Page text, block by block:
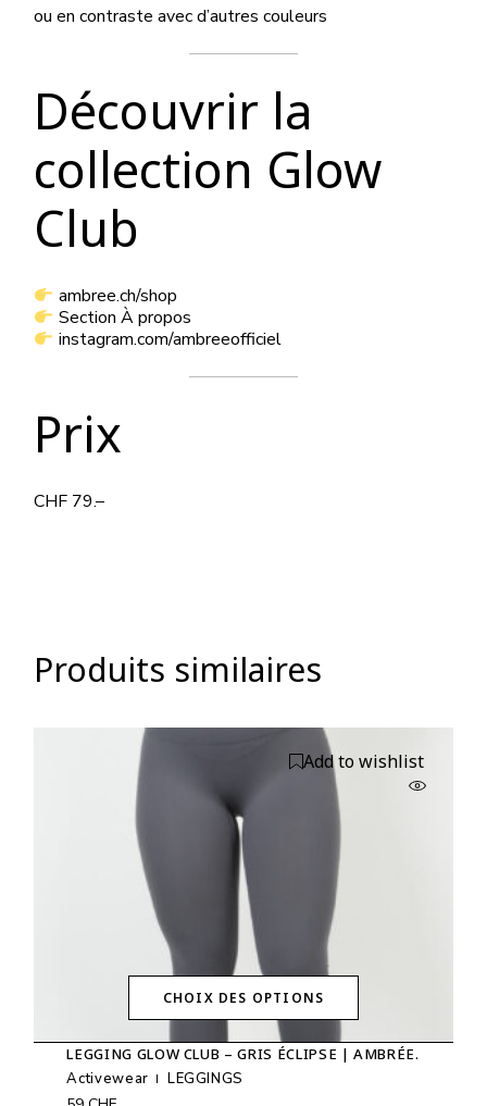
ou en contraste avec d’autres couleurs
Découvrir la
collection Glow
Club
ambree.ch/shop
Section À propos
instagram.com/ambreeofficiel
Prix
CHF 79.–
Produits similaires
CHOIX DES OPTIONS
Ce
produit
a
Add to wishlist
LEGGING GLOW CLUB – GRIS ÉCLIPSE | AMBRÉE.
Activewear
LEGGINGS